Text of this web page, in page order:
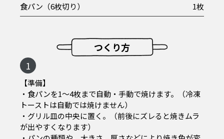
食パン（6枚切り）
1枚
つくり方
1
【準備】
・食パンを1～4枚まで自動・手動で焼けます。（冷凍
トーストは自動では焼けません）
・グリル皿の中央に置く。（前後にズレると焼きムラ
が出やすくなります）